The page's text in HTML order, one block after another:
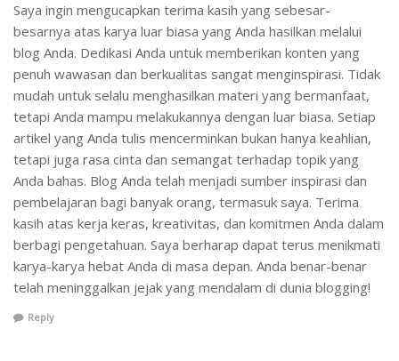
Saya ingin mengucapkan terima kasih yang sebesar-
besarnya atas karya luar biasa yang Anda hasilkan melalui
blog Anda. Dedikasi Anda untuk memberikan konten yang
penuh wawasan dan berkualitas sangat menginspirasi. Tidak
mudah untuk selalu menghasilkan materi yang bermanfaat,
tetapi Anda mampu melakukannya dengan luar biasa. Setiap
artikel yang Anda tulis mencerminkan bukan hanya keahlian,
tetapi juga rasa cinta dan semangat terhadap topik yang
Anda bahas. Blog Anda telah menjadi sumber inspirasi dan
pembelajaran bagi banyak orang, termasuk saya. Terima
kasih atas kerja keras, kreativitas, dan komitmen Anda dalam
berbagi pengetahuan. Saya berharap dapat terus menikmati
karya-karya hebat Anda di masa depan. Anda benar-benar
telah meninggalkan jejak yang mendalam di dunia blogging!
Reply